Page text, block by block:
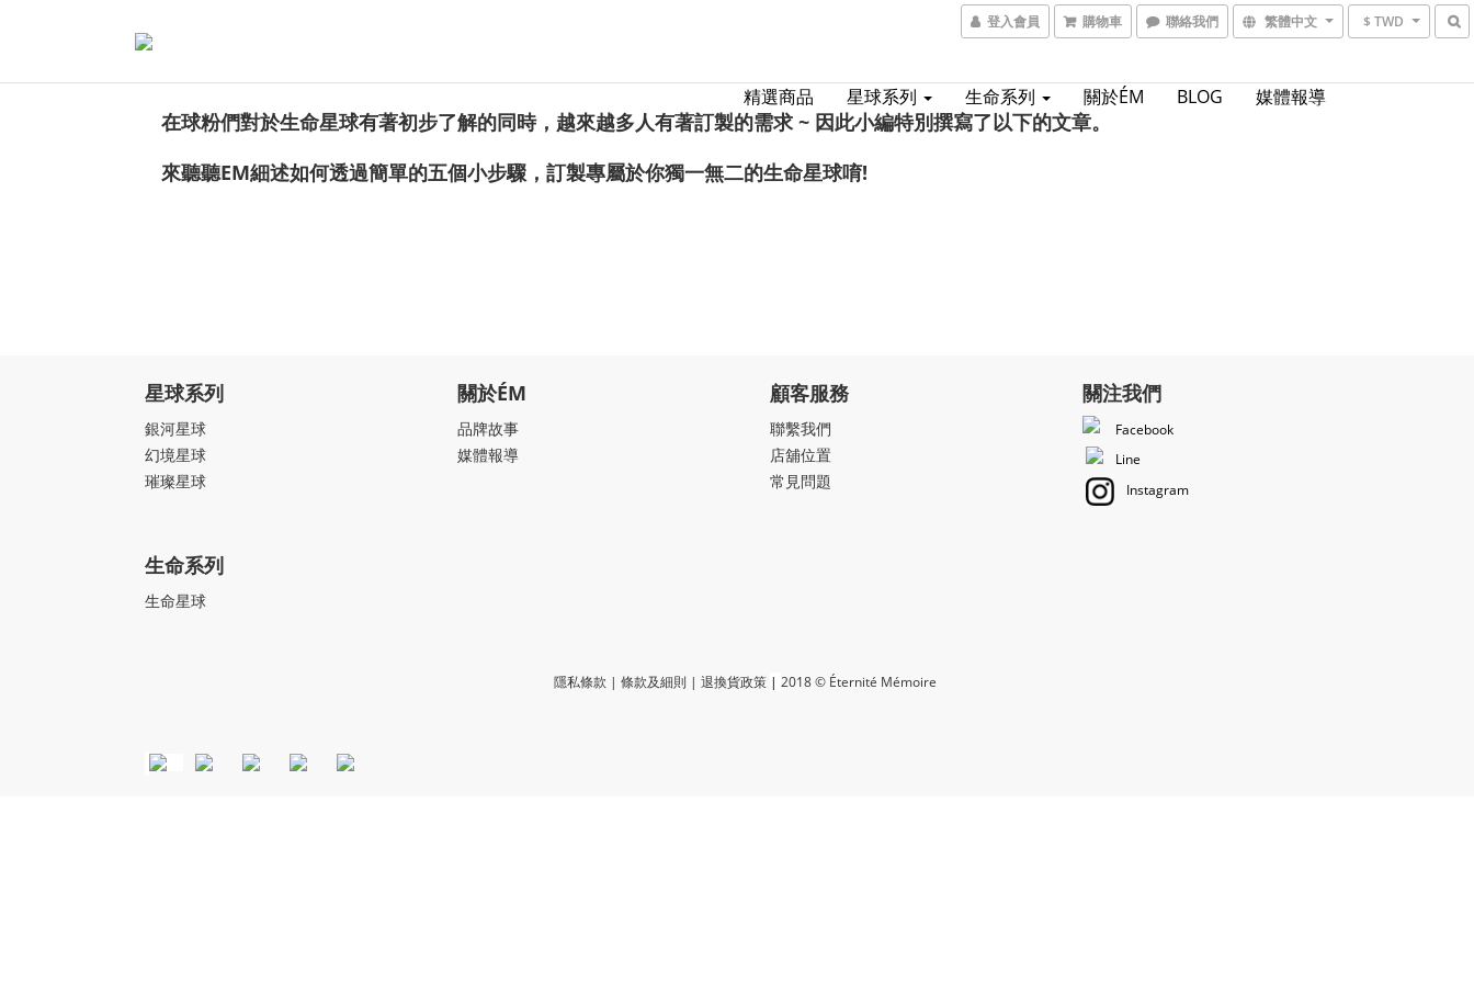
登入會員 購物車 聯絡我們 繁體中文 $ TWD
精選商品 星球系列 生命系列 關於ÉM BLOG 媒體報導
在球粉們對於生命星球有著初步了解的同時，越來越多人有著訂製的需求 ~ 因此小編特別撰寫了以下的文章。
來聽聽EM細述如何透過簡單的五個小步驟，訂製專屬於你獨一無二的生命星球唷!
星球系列
銀河星球
幻境星球
璀璨星球
生命系列
生命星球
關於ÉM
品牌故事
媒體報導
顧客服務
聯繫我們
店舖位置
常見問題
關注我們
Facebook
Line
Instagram
隱私條款 | 條款及細則 | 退換貨政策 | 2018 © Éternité Mémoire